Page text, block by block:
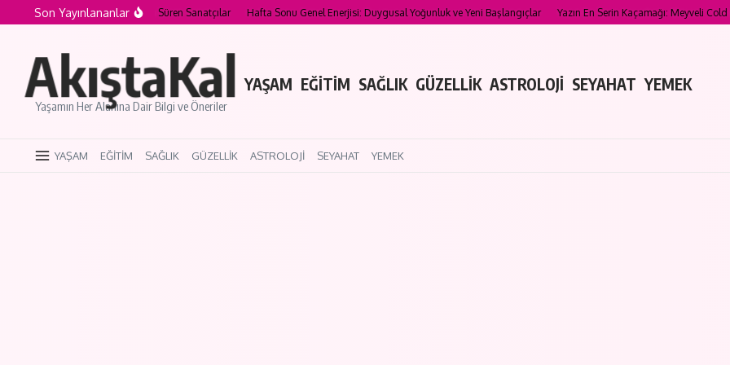
İçeriğe atlaSon Yayınlananlar
Nesiller Boyunca Süren Sanatçılar Hafta Sonu Genel Enerjisi: Duygusal Yoğunluk ve Yeni Başlangıçlar Yazın En Serin Kaçamağı: Meyveli Cold Brew
AkıştaKal
Yaşamın Her Alanına Dair Bilgi ve Öneriler
YAŞAM EĞİTİM SAĞLIK GÜZELLİK ASTROLOJİ SEYAHAT YEMEK
YAŞAM EĞİTİM SAĞLIK GÜZELLİK ASTROLOJİ SEYAHAT YEMEK